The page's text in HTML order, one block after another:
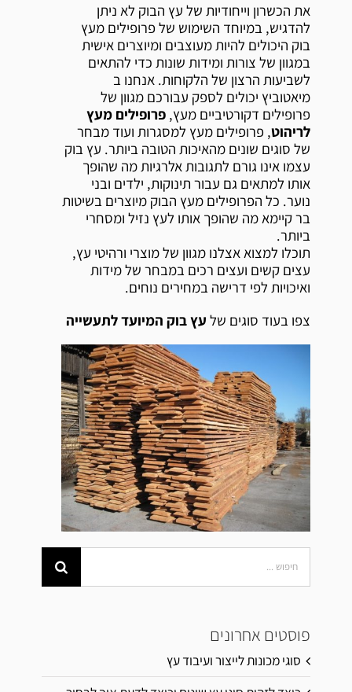
את הכשרון וייחודיות של עץ הבוק לא ניתן
להדגיש, במיוחד השימוש של פרופילים מעץ
בוק היכולים להיות מעוצבים ומיוצרים אישית
במגוון של צורות ומידות שונות כדי להתאים
לשביעות הרצון של הלקוחות. אנחנו ב
מיאטוביץ יכולים לספק עבורכם מגוון של
פרופילים דקורטיביים מעץ,פרופילים מעץ
לריהוט, פרופילים מעץ למסגרות ועוד מבחר
של סוגים שונים מהאיכות הטובה ביותר. עץ בוק
עצמו אינו גורם לתגובות אלרגיות מה שהופך
אותו למתאים גם עבור תינוקות, ילדים ובני
נוער. כל הפרופילים מעץ הבוק מיוצרים בשיטות
בר קיימא מה שהופך אותו לעץ נזיל ומסחרי
ביותר.
תוכלו למצוא אצלנו מגוון של מוצרי ורהיטי עץ,
עצים קשים ועצים רכים במבחר של מידות
ואיכויות לפי דרישה במחירים נוחים.
צפו בעוד סוגים של עץ בוק המיועד לתעשייה
Search
for:
פוסטים אחרונים
סוגי מכונות לייצור ועיבוד עץ